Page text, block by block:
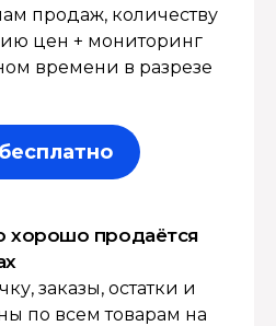
продаж, количеству
цен + мониторинг
времени в разрезе
хорошо продаётся
заказы, остатки и
по всем товарам на